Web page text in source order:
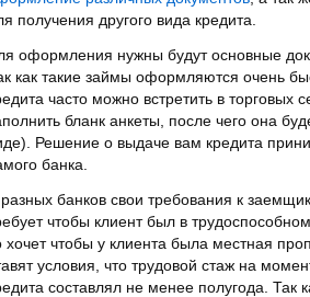
получения другого вида кредита.
оформления нужны будут основные
как такие займы оформляются очень
часто можно встретить в
бланк анкеты, после чего она
Решение о выдаче вам кредита
банка.
банков свои требования к
чтобы клиент был в
хочет чтобы у клиента была местная
условия, что трудовой стаж на
составлял не менее полугода. Так